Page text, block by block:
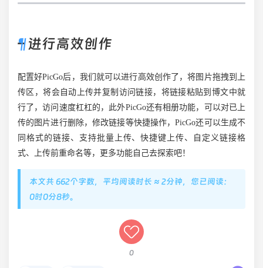
– 进行高效创作
配置好PicGo后，我们就可以进行高效创作了，将图片拖拽到上
传区，将会自动上传并复制访问链接，将链接粘贴到博文中就
行了，访问速度杠杠的，此外PicGo还有相册功能，可以对已上
传的图片进行删除，修改链接等快捷操作，PicGo还可以生成不
同格式的链接、支持批量上传、快捷键上传、自定义链接格
式、上传前重命名等，更多功能自己去探索吧！
本文共 662个字数，平均阅读时长 ≈ 2分钟，您已阅读：
0时0分8秒。
0